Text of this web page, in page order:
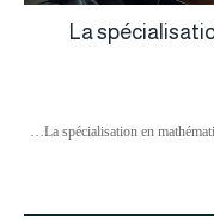
La
La spécialisation en